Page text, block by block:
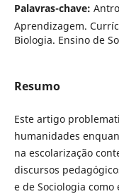
Palavras-chave:
Aprendizagem.
Biologia. Ensino de
Resumo
Este artigo
humanidades
na escolarização
discursos
e de Sociologia